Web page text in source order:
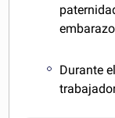
Durante